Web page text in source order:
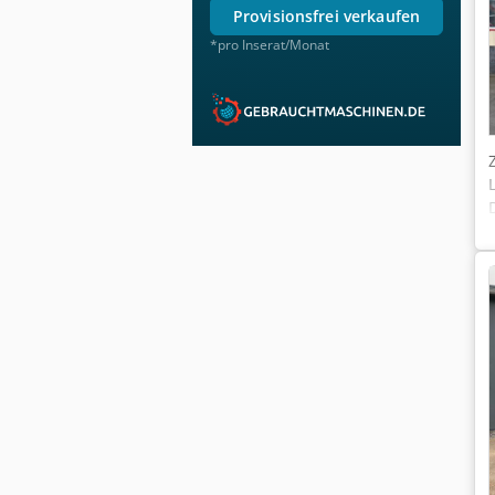
provisionsfrei verkaufen
*pro Inserat/Monat